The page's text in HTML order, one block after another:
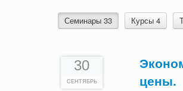
Семинары 33 Курсы 4
30
СЕНТЯБРЬ
цены.